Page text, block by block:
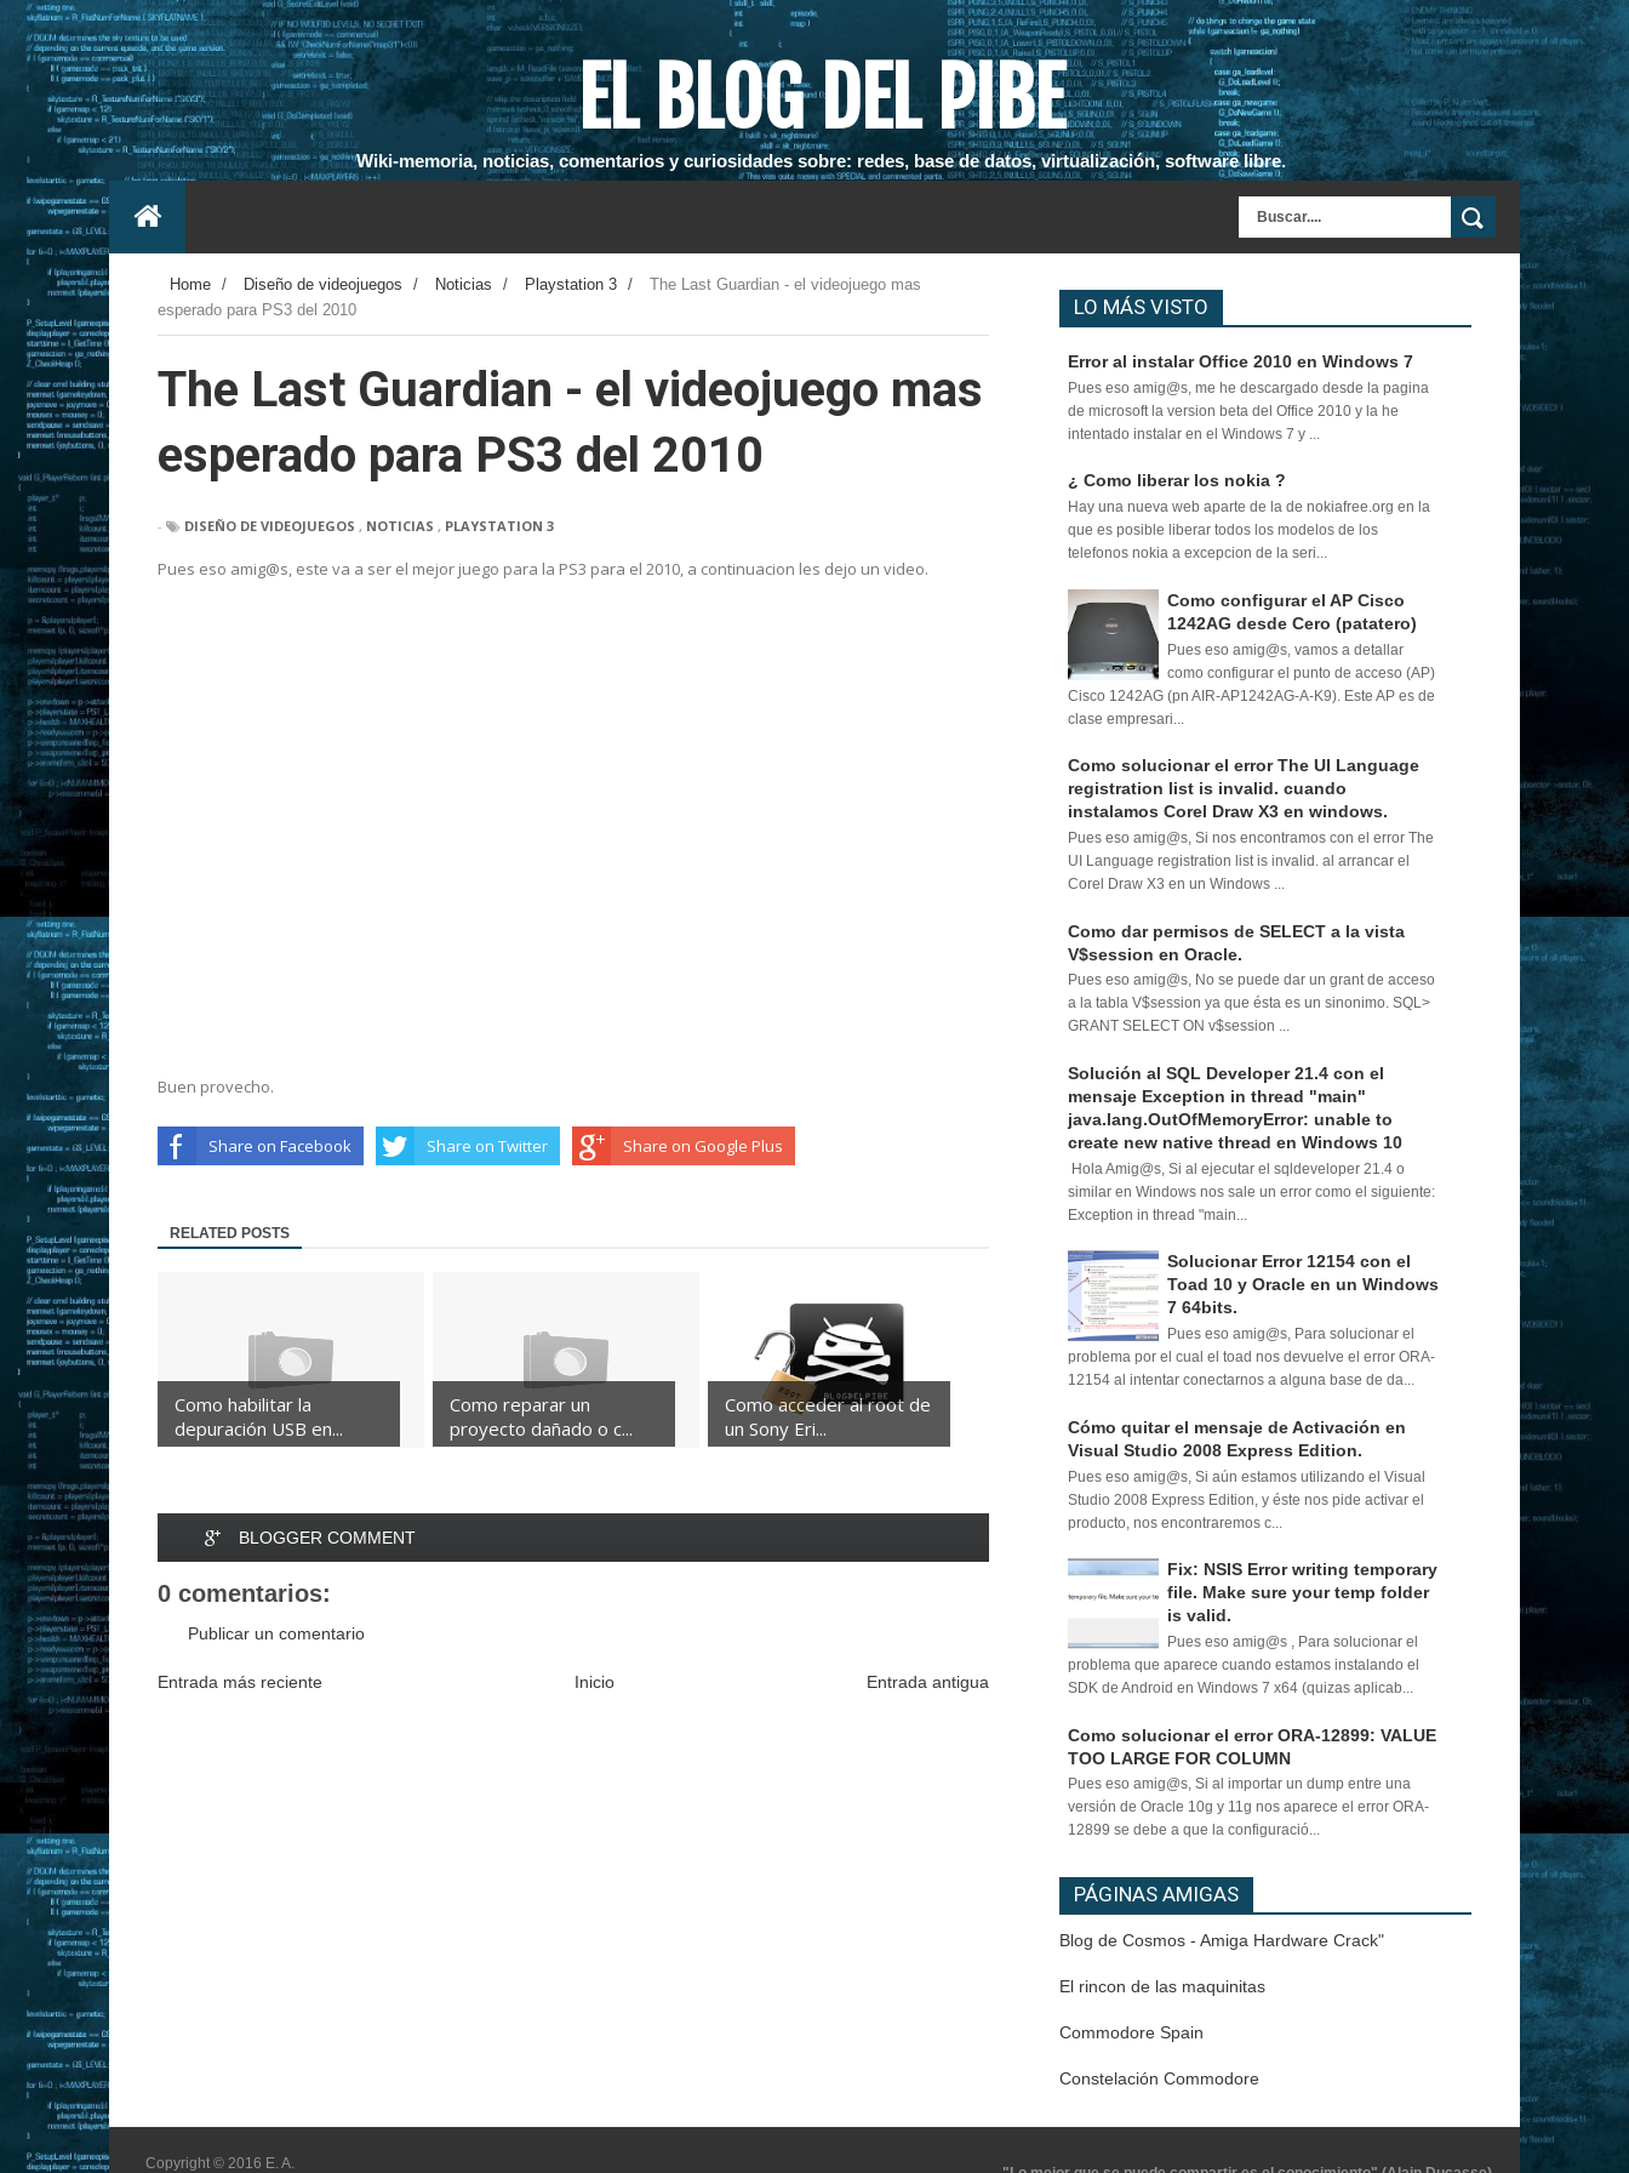
EL BLOG DEL PIBE
Wiki-memoria, noticias, comentarios y curiosidades sobre: redes, base de datos, virtualización, software libre.
Home / Diseño de videojuegos / Noticias / Playstation 3 /
The Last Guardian - el videojuego mas
esperado para PS3 del 2010
The Last Guardian - el videojuego mas
esperado para PS3 del 2010
- DISEÑO DE VIDEOJUEGOS , NOTICIAS , PLAYSTATION 3
Pues eso amig@s, este va a ser el mejor juego para la PS3 para el 2010, a continuacion les dejo un video.
Buen provecho.
Share on Facebook Share on Twitter Share on Google Plus
RELATED POSTS
Como habilitar la
depuración USB en...
Como reparar un
proyecto dañado o c...
Como acceder al root de
un Sony Eri...
BLOGGER COMMENT
0 comentarios:
Publicar un comentario
Entrada más reciente Entrada antigua
Inicio
LO MÁS VISTO
Error al instalar Office 2010 en Windows 7
Pues eso amig@s, me he descargado desde la pagina
de microsoft la version beta del Office 2010 y la he
intentado instalar en el Windows 7 y ...
¿ Como liberar los nokia ?
Hay una nueva web aparte de la de nokiafree.org en la
que es posible liberar todos los modelos de los
telefonos nokia a excepcion de la seri...
Como configurar el AP Cisco
1242AG desde Cero (patatero)
Pues eso amig@s, vamos a detallar
como configurar el punto de acceso (AP)
Cisco 1242AG (pn AIR-AP1242AG-A-K9). Este AP es de
clase empresari...
Como solucionar el error The UI Language
registration list is invalid. cuando
instalamos Corel Draw X3 en windows.
Pues eso amig@s, Si nos encontramos con el error The
UI Language registration list is invalid. al arrancar el
Corel Draw X3 en un Windows ...
Como dar permisos de SELECT a la vista
V$session en Oracle.
Pues eso amig@s, No se puede dar un grant de acceso
a la tabla V$session ya que ésta es un sinonimo. SQL>
GRANT SELECT ON v$session ...
Solución al SQL Developer 21.4 con el
mensaje Exception in thread "main"
java.lang.OutOfMemoryError: unable to
create new native thread en Windows 10
Hola Amig@s, Si al ejecutar el sqldeveloper 21.4 o
similar en Windows nos sale un error como el siguiente:
Exception in thread "main...
Solucionar Error 12154 con el
Toad 10 y Oracle en un Windows
7 64bits.
Pues eso amig@s, Para solucionar el
problema por el cual el toad nos devuelve el error ORA-
12154 al intentar conectarnos a alguna base de da...
Cómo quitar el mensaje de Activación en
Visual Studio 2008 Express Edition.
Pues eso amig@s, Si aún estamos utilizando el Visual
Studio 2008 Express Edition, y éste nos pide activar el
producto, nos encontraremos c...
Fix: NSIS Error writing temporary
file. Make sure your temp folder
is valid.
Pues eso amig@s , Para solucionar el
problema que aparece cuando estamos instalando el
SDK de Android en Windows 7 x64 (quizas aplicab...
Como solucionar el error ORA-12899: VALUE
TOO LARGE FOR COLUMN
Pues eso amig@s, Si al importar un dump entre una
versión de Oracle 10g y 11g nos aparece el error ORA-
12899 se debe a que la configuració...
PÁGINAS AMIGAS
Blog de Cosmos - Amiga Hardware Crack"
El rincon de las maquinitas
Commodore Spain
Constelación Commodore
Copyright © 2016 E. A.